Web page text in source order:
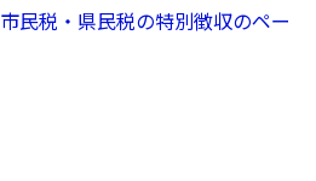
市民税・県民税の特別徴収のペー